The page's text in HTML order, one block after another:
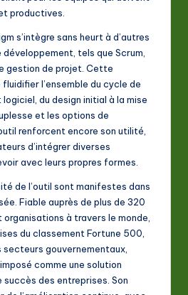
productives.
s’intègre sans heurt à d’autres
tels que Scrum,
gestion de projet. Cette
l’ensemble du cycle de
du design initial à la mise
et les options de
renforcent encore son utilité,
d’intégrer diverses
avec leurs propres formes.
de l’outil sont manifestes dans
Fiable auprès de plus de 320
à travers le monde,
du classement Fortune 500,
gouvernementaux,
comme une solution
des entreprises. Son